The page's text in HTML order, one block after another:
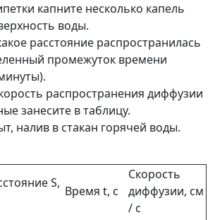
капните несколько капель
воды.
расстояние распространилась
промежуток времени
распространения диффузии
занесите в таблицу.
налив в стакан горячей воды.
S,
Время t, с
Скорость
диффузии, см
/ с